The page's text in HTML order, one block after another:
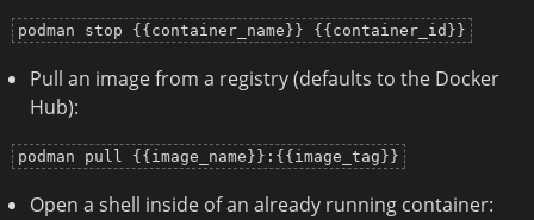
podman stop {{container_name}} {{container_id}}
Pull an image from a registry (defaults to the Docker
Hub):
podman pull {{image_name}}:{{image_tag}}
Open a shell inside of an already running container: